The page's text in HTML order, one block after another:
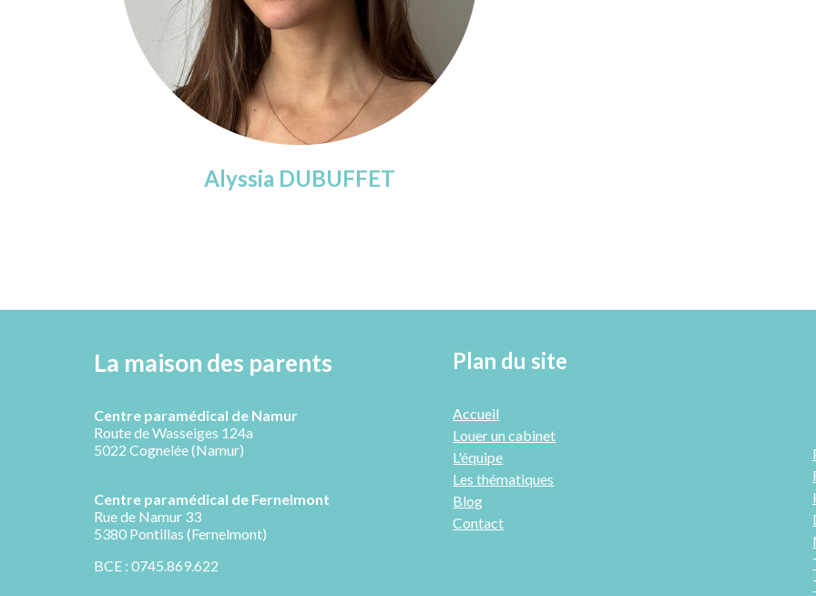
Alyssia DUBUFFET
La maison des parents
Centre paramédical de Namur
Route de Wasseiges 124a
5022 Cognelée (Namur)
Centre paramédical de Fernelmont
Rue de Namur 33
5380 Pontillas (Fernelmont)
BCE : 0745.869.622
Plan du site
Accueil
Louer un cabinet
L'équipe
Les thématiques
Blog
Contact